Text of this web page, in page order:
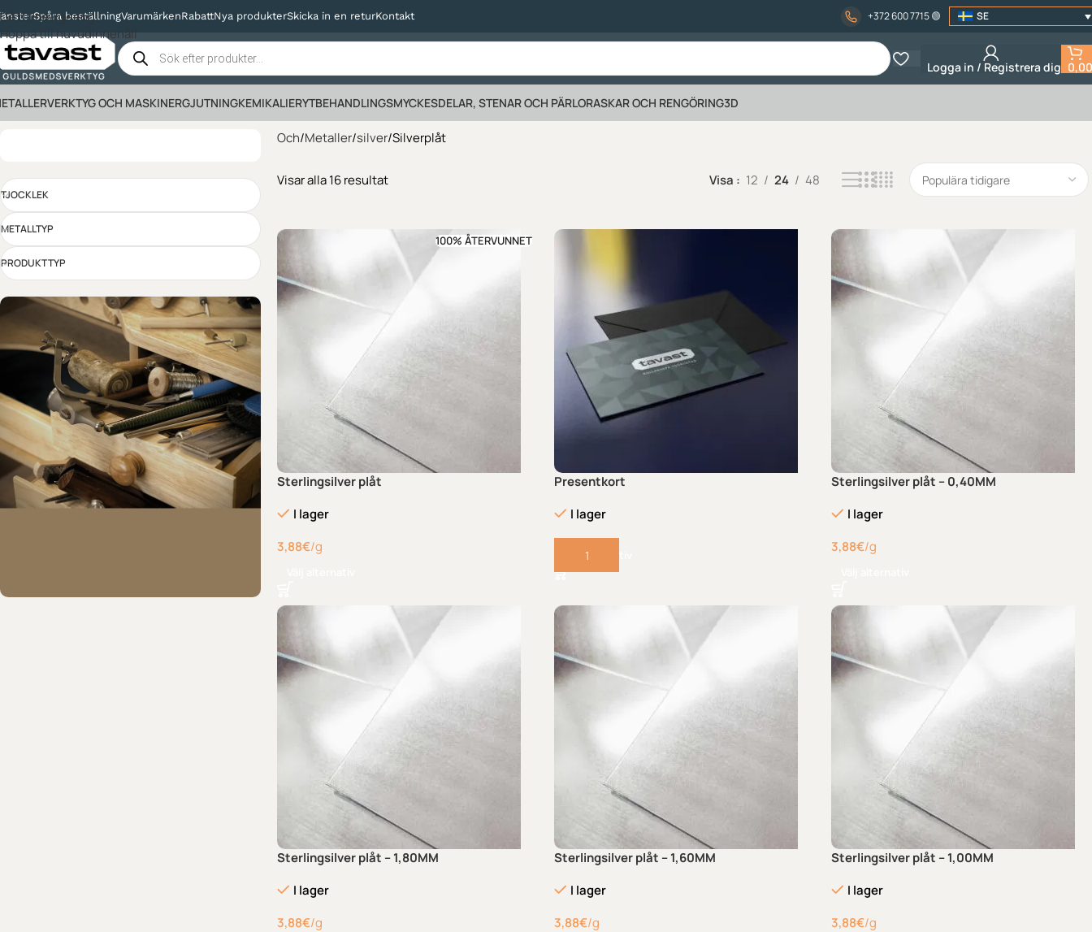
Gå till navigering
Hoppa till huvudinnehåll
Spåra beställningVarumärkenRabattNya produkterSkicka in en returKontakt +372 600 7715🟢 SE
Logga in / Registrera dig 0,00
VERKTYG OCH MASKINERGJUTNINGKEMIKALIERYTBEHANDLINGSMYCKESDELAR, STENAR OCH PÄRLORASKAR OCH RENGÖRING3D
TJOCKLEK
METALLTYP
PRODUKTTYP
Och Metaller silver Silverplåt
Visar alla 16 resultat Visa 12 24 48
100% ÅTERVUNNET
Sterlingsilver plåt
I lager
3,88€/g
Presentkort
I lager
Välj alternativ
Sterlingsilver plåt – 0,40MM
I lager
3,88€/g
Sterlingsilver plåt – 1,80MM
I lager
3,88€/g
Sterlingsilver plåt – 1,60MM
I lager
3,88€/g
Sterlingsilver plåt – 1,00MM
I lager
3,88€/g